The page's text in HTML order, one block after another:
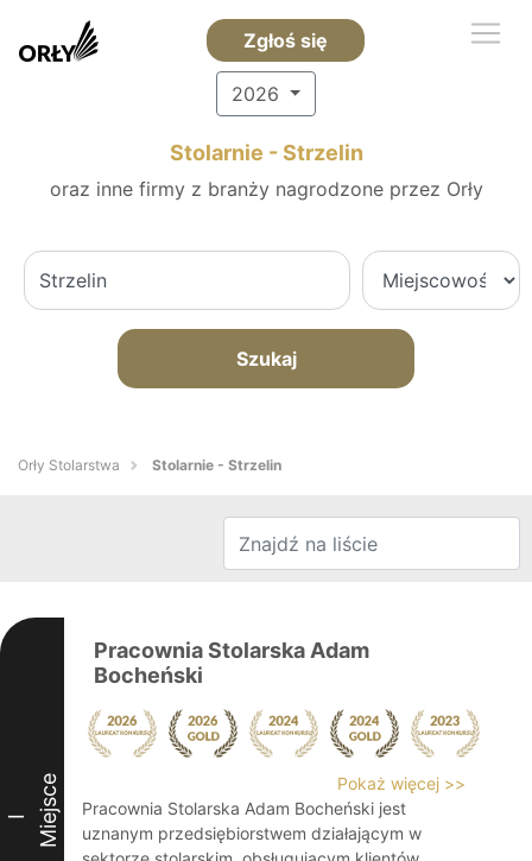
Zgłoś się
2026
Stolarnie - Strzelin
oraz inne firmy z branży nagrodzone przez Orły
Szukaj
Orły Stolarstwa Stolarnie - Strzelin
I Miejsce
Pracownia Stolarska Adam
Bocheński
Pokaż więcej >>
Pracownia Stolarska Adam Bocheński jest
uznanym przedsiębiorstwem działającym w